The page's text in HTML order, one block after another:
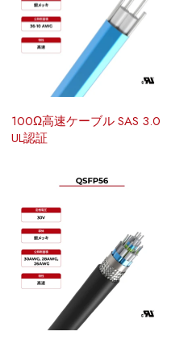
100Ω高速ケーブル SAS 3.0
UL認証